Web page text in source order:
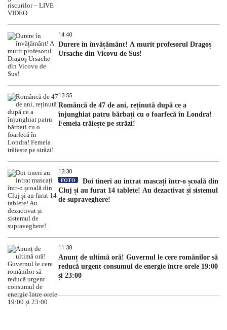
14:40
Durere în învățământ! A murit profesorul Dragoș
Ursache din Vicovu de Sus!
13:55
Româncă de 47 de ani, reținută după ce a
înjunghiat patru bărbați cu o foarfecă în Londra!
Femeia trăiește pe străzi!
13:30
FOTO
Doi tineri au intrat mascați într-o școală din
Cluj și au furat 14 tablete! Au dezactivat și sistemul
de supraveghere!
11:38
Anunț de ultimă oră! Guvernul le cere românilor să
reducă urgent consumul de energie între orele 19:00
și 23:00